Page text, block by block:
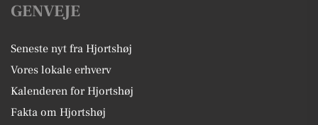
GENVEJE
Seneste nyt fra Hjortshøj
Vores lokale erhverv
Kalenderen for Hjortshøj
Fakta om Hjortshøj